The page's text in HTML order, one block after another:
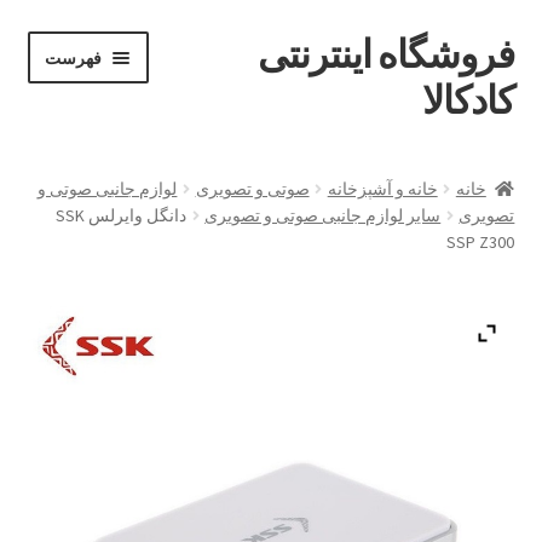
پرش
به
ناوبری
پرش
به
محتوا
فروشگاه اینترنتی
کادکالا
فهرست
Demo IV
Demo VI
خانه خانه و آشپزخانه صوتی و تصویری
لوازم جانبی صوتی و
تصویری
سایر لوازم جانبی صوتی و تصویری
دانگل وایرلس SSK
SSP Z300